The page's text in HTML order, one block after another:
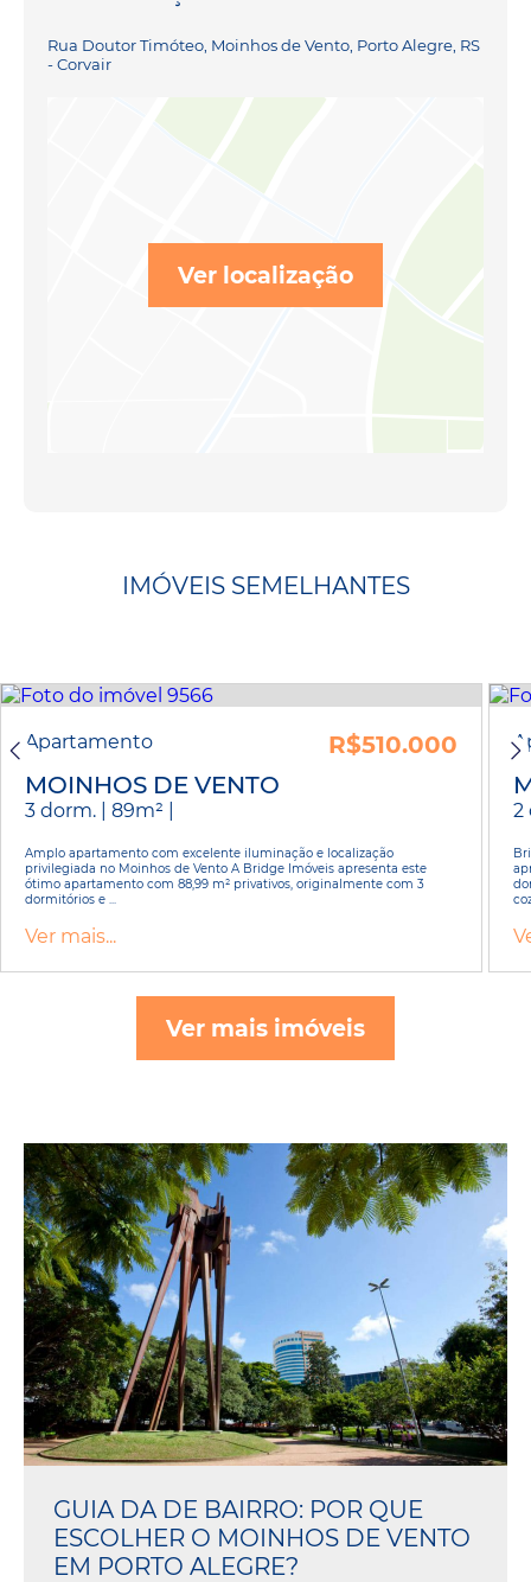
Rua Doutor Timóteo, Moinhos de Vento, Porto Alegre, RS
- Corvair
Ver localização
IMÓVEIS SEMELHANTES
Apartamento
R$510.000
MOINHOS DE VENTO
3 dorm. | 89m² |
Amplo apartamento com excelente iluminação e localização
privilegiada no Moinhos de Vento A Bridge Imóveis apresenta este
ótimo apartamento com 88,99 m² privativos, originalmente com 3
dormitórios e ...
Ver mais...
2
Ver mais imóveis
GUIA DA DE BAIRRO: POR QUE
ESCOLHER O MOINHOS DE VENTO
EM PORTO ALEGRE?